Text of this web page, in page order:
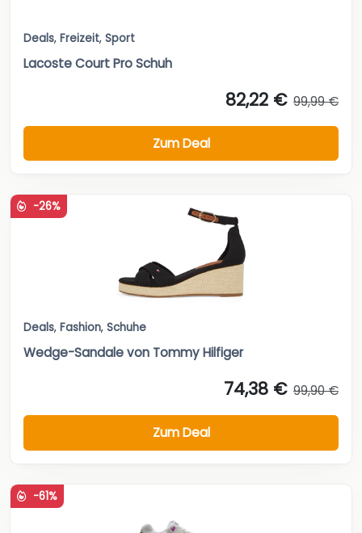
Deals, Freizeit, Sport
Lacoste Court Pro Schuh
82,22 € 99,99 €
Zum Deal
-26%
Deals, Fashion, Schuhe
Wedge-Sandale von Tommy Hilfiger
74,38 € 99,90 €
Zum Deal
-61%